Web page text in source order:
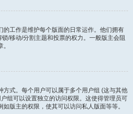
的工作是维护每个版面的日常运作。他们拥有
/移动/分割主题和投票的权力。一般版主会阻
方式。每个用户可以属于多个用户组 (这与其他
组可以设置独立的访问权限。这使得管理员可
版主的权限，使其可以访问私人版面等等。